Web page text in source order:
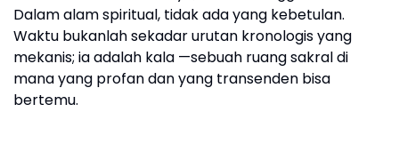
Dalam alam spiritual, tidak ada yang kebetulan.
Waktu bukanlah sekadar urutan kronologis yang
mekanis; ia adalah kala —sebuah ruang sakral di
mana yang profan dan yang transenden bisa
bertemu.